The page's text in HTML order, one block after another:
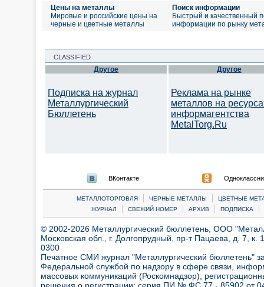
Цены на металлы
Мировые и российские цены на
черные и цветные металлы
Поиск информации
Быстрый и качественный
информации по рынку
CLASSIFIED
Другое
Подписка на журнал
Металлургический
Бюллетень
Другое
Реклама на рынке
металлов на
информагентства
MetalTorg.Ru
ВКонтакте
МЕТАЛЛОТОРГОВЛЯ | ЧЕРНЫЕ МЕТАЛЛЫ |
ЦВЕТНЫЕ
ЖУРНАЛ
| СВЕЖИЙ НОМЕР | АРХИВ | ПОДПИСКА |
© 2002-2026 Металлургический бюллетень, ООО
Московская обл., г. Долгопрудный, пр-т Пацаева, д. 7,
0300
Печатное СМИ журнал "Металлургический бюллетень"
Федеральной службой по надзору в сфере связи,
массовых коммуникаций (Роскомнадзор),